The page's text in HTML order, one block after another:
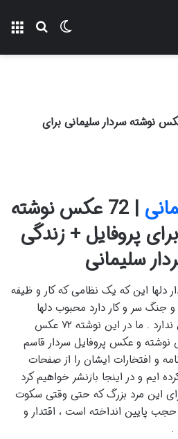
تغییر پوسته
سردار سلیمانی | 72 عکس نوشته سردار سلیمانی برای
| 72 عکس نوشته
پروفایل + زندگی
سلیمانی
دلها این که یک نظامی که کار و ظیفه
سر و کار دارد محبوب دلها
میشود یقینا رمزی جز اخلاص ندارد . ما در این نوشته ۷۲ عکس
نوشته و عکس پروفایل سردار قاسم
و افتخارات ایشان را از صفحات
ایم و در اینجا بازنشر خواهیم کرد
این مرد بزرگ که حتی وقتی سکوت
پایین انداخته است ، اقتدار و
.